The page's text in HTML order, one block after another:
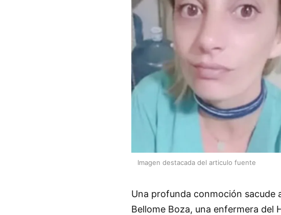
Imagen destacada del articulo fuente
Una profunda conmoción sacude
Bellome Boza, una enfermera del